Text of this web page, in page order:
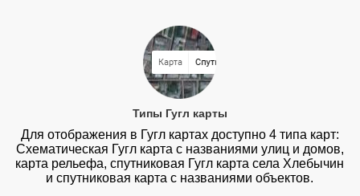
Типы Гугл карты
Для отображения в Гугл картах доступно 4 типа карт:
Схематическая Гугл карта с названиями улиц и домов,
карта рельефа, спутниковая Гугл карта села Хлебычин
и спутниковая карта с названиями объектов.